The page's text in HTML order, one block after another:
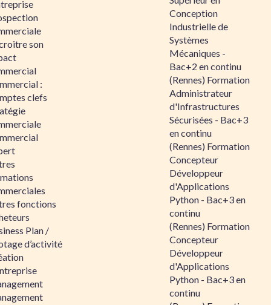
son
:
clefs
fonctions
Plan /
d’activité
Conception
Industrielle de
Systèmes
Mécaniques -
Bac+2 en continu
(Rennes) Formation
Administrateur
d'Infrastructures
Sécurisées - Bac+3
en continu
(Rennes) Formation
Concepteur
Développeur
d'Applications
Python - Bac+3 en
continu
(Rennes) Formation
Concepteur
Développeur
d'Applications
Python - Bac+3 en
continu